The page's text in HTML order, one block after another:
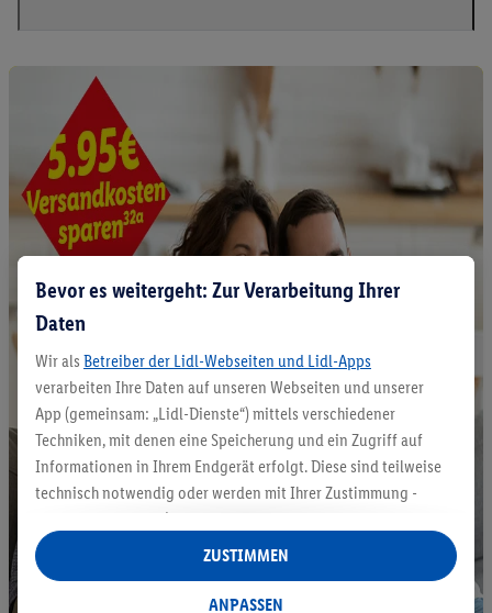
Bevor es weitergeht: Zur Verarbeitung Ihrer
Daten
Wir als Betreiber der Lidl-Webseiten und Lidl-Apps
verarbeiten Ihre Daten auf unseren Webseiten und unserer
App (gemeinsam: „Lidl-Dienste“) mittels verschiedener
Techniken, mit denen eine Speicherung und ein Zugriff auf
Informationen in Ihrem Endgerät erfolgt. Diese sind teilweise
technisch notwendig oder werden mit Ihrer Zustimmung -
auch durch Partner (u.a.
Verantwortliche; im Zusammenhang mit dem IAB TCF
insgesamt
Statistik-Erstellung oder für personalisierte Werbung
ANPASSEN
ZUSTIMMEN